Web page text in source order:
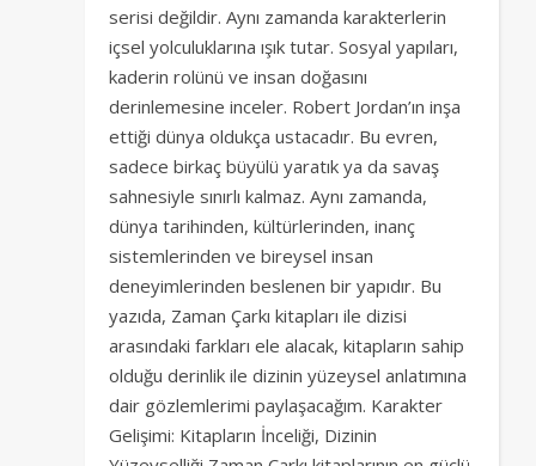
serisi değildir. Aynı zamanda karakterlerin
içsel yolculuklarına ışık tutar. Sosyal yapıları,
kaderin rolünü ve insan doğasını
derinlemesine inceler. Robert Jordan’ın inşa
ettiği dünya oldukça ustacadır. Bu evren,
sadece birkaç büyülü yaratık ya da savaş
sahnesiyle sınırlı kalmaz. Aynı zamanda,
dünya tarihinden, kültürlerinden, inanç
sistemlerinden ve bireysel insan
deneyimlerinden beslenen bir yapıdır. Bu
yazıda, Zaman Çarkı kitapları ile dizisi
arasındaki farkları ele alacak, kitapların sahip
olduğu derinlik ile dizinin yüzeysel anlatımına
dair gözlemlerimi paylaşacağım. Karakter
Gelişimi: Kitapların İnceliği, Dizinin